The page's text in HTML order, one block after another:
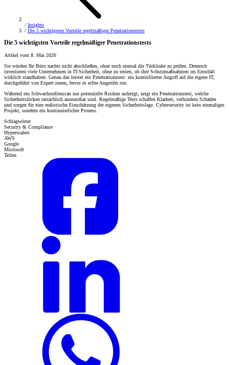
/ Insights
/ Die 5 wichtigsten Vorteile regelmäßiger Penetrationstests
Die 5 wichtigsten Vorteile regelmäßiger Penetrationstests
Artikel vom 8. Mai 2026
Sie würden Ihr Büro nachts nicht abschließen, ohne noch einmal die Türklinke zu prüfen. Dennoch
investieren viele Unternehmen in IT-Sicherheit, ohne zu testen, ob ihre Schutzmaßnahmen im Ernstfall
wirklich standhalten. Genau das leistet ein Penetrationstest: ein kontrollierter Angriff auf die eigene IT,
durchgeführt von Expert:innen, bevor es echte Angreifer tun.
Während ein Schwachstellenscan nur potenzielle Risiken aufzeigt, zeigt ein Penetrationstest, welche
Sicherheitslücken tatsächlich ausnutzbar sind. Regelmäßige Tests schaffen Klarheit, verhindern Schäden
und sorgen für eine realistische Einschätzung der eigenen Sicherheitslage. Cybersecurity ist kein einmaliges
Projekt, sondern ein kontinuierlicher Prozess.
Schlagwörter
Security & Compliance
Hyperscalers
AWS
Google
Microsoft
Teilen